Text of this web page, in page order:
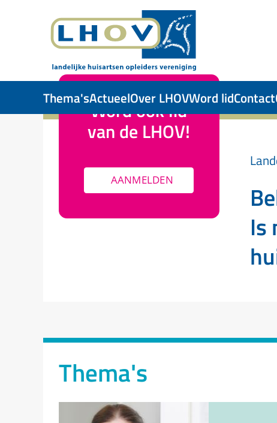
Skip to main content
Thema'sActueelOver LHOVWord lidContact
Word ook lid
van de LHOV!
AANMELDEN
Is
Thema's